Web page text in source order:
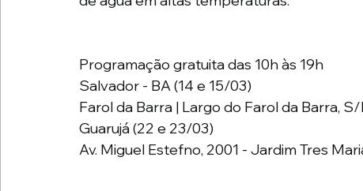
Programação gratuita das 10h às 19h
Salvador - BA (14 e 15/03)
Farol da Barra | Largo do Farol da Barra,
Guarujá (22 e 23/03)
Av. Miguel Estefno, 2001 - Jardim Tres